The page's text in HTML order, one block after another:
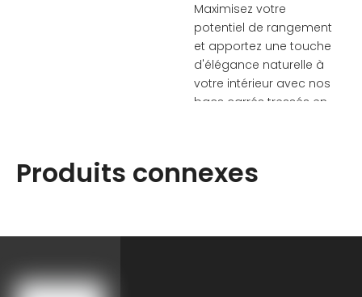
Maximisez votre
potentiel de rangement
et apportez une touche
d'élégance naturelle à
votre intérieur avec nos
bacs carrés tressés en
de la durabilité du
votre espace avec style
Produits connexes